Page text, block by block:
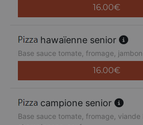
16.00€
hawaïenne senior
Base sauce tomate, fromage,
16.00€
campione senior
Base sauce tomate, fromage, viande